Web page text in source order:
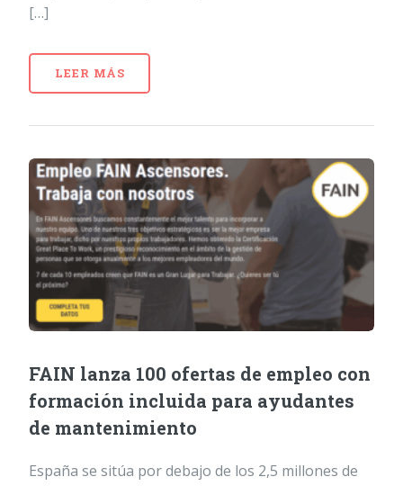
[…]
LEER MÁS
FAIN lanza 100 ofertas de empleo con
formación incluida para ayudantes
de mantenimiento
España se sitúa por debajo de los 2,5 millones de